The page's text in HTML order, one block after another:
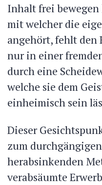
Inhalt frei
mit welcher die
angehört, fehlt den
nur in einer
durch eine
welche sie dem
einheimisch sein
Dieser
zum
herabsinkenden
verabsäumte